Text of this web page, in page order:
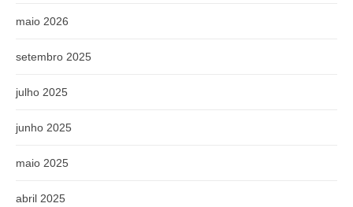
maio 2026
setembro 2025
julho 2025
junho 2025
maio 2025
abril 2025